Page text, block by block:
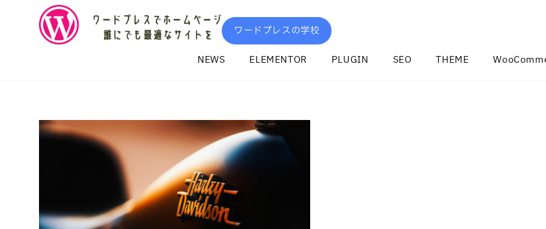
ワードプレスの学校
NEWS ELEMENTOR PLUGIN SEO THEME